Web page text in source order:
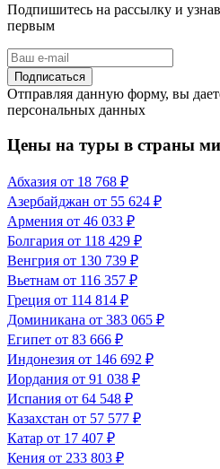
Подпишитесь на рассылку и
первым
Подписаться
Отправляя данную форму, вы
персональных данных
Цены на туры в страны
Абхазия от 18 768 ₽
Азербайджан от 55 624 ₽
Армения от 46 033 ₽
Болгария от 118 429 ₽
Венгрия от 130 739 ₽
Вьетнам от 116 357 ₽
Греция от 114 814 ₽
Доминикана от 383 065 ₽
Египет от 83 666 ₽
Индонезия от 146 692 ₽
Иордания от 91 038 ₽
Испания от 64 548 ₽
Казахстан от 57 577 ₽
Катар от 17 407 ₽
Кения от 233 803 ₽